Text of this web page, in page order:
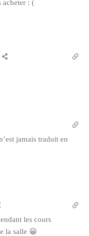
acheter : (
jamais traduit en
les cours
la salle 😀